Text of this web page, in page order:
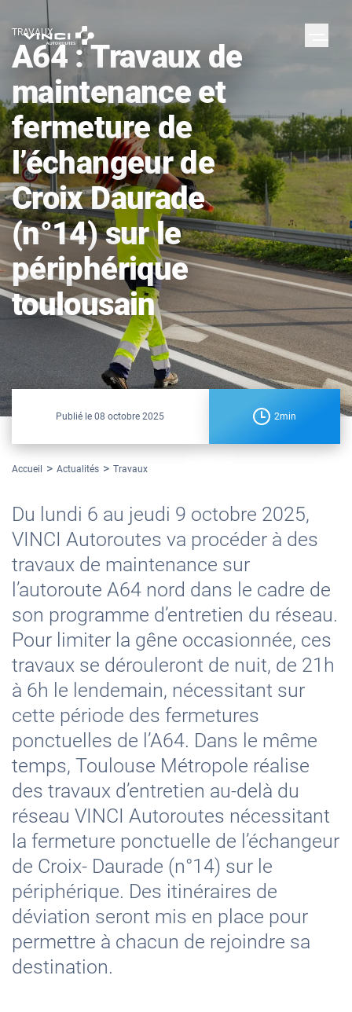
TRAVAUX
A64 : Travaux de
maintenance et
fermeture de
l’échangeur de
Croix Daurade
(n°14) sur le
périphérique
toulousain
Publié le08 octobre 2025 2min
Accueil Actualités Travaux
Du lundi 6 au jeudi 9 octobre 2025,
VINCI Autoroutes va procéder à des
travaux de maintenance sur
l’autoroute A64 nord dans le cadre de
son programme d’entretien du réseau.
Pour limiter la gêne occasionnée, ces
travaux se dérouleront de nuit, de 21h
à 6h le lendemain, nécessitant sur
cette période des fermetures
ponctuelles de l’A64. Dans le même
temps, Toulouse Métropole réalise
des travaux d’entretien au-delà du
réseau VINCI Autoroutes nécessitant
la fermeture ponctuelle de l’échangeur
de Croix- Daurade (n°14) sur le
périphérique. Des itinéraires de
déviation seront mis en place pour
permettre à chacun de rejoindre sa
destination.